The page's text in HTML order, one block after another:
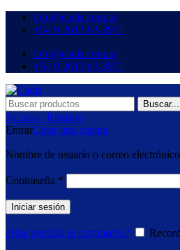
info@cadis.com.ar
‪+54 9 2613 63‑3971‬
info@cadis.com.ar
‪+54 9 2613 63‑3971‬
Buscar...
Acceso / Registro
EntrarCrear una cuenta
Nombre de usuario o correo electrónico
Contraseña *
Iniciar sesión
¿Has perdido tu contraseña?